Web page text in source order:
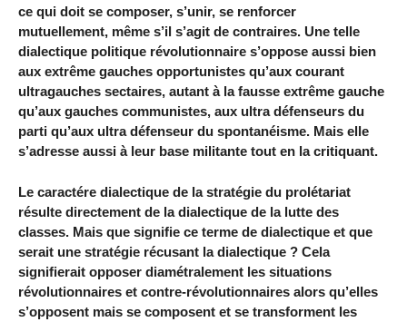
ce qui doit se composer, s’unir, se renforcer
mutuellement, même s’il s’agit de contraires. Une telle
dialectique politique révolutionnaire s’oppose aussi bien
aux extrême gauches opportunistes qu’aux courant
ultragauches sectaires, autant à la fausse extrême gauche
qu’aux gauches communistes, aux ultra défenseurs du
parti qu’aux ultra défenseur du spontanéisme. Mais elle
s’adresse aussi à leur base militante tout en la critiquant.
Le caractére dialectique de la stratégie du prolétariat
résulte directement de la dialectique de la lutte des
classes. Mais que signifie ce terme de dialectique et que
serait une stratégie récusant la dialectique ? Cela
signifierait opposer diamétralement les situations
révolutionnaires et contre-révolutionnaires alors qu’elles
s’opposent mais se composent et se transforment les